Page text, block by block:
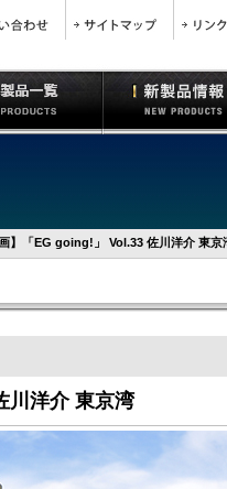
画】「EG going!」 Vol.33 佐川洋介 東京
川洋介 東京湾